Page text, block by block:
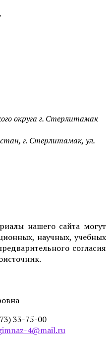
округа г. Стерлитамак
г. Стерлитамак, ул.
нашего сайта могут
научных, учебных
согласия
33-75-00
4@mail.ru